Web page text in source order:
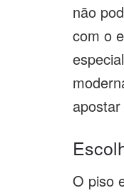
não
com o
O piso